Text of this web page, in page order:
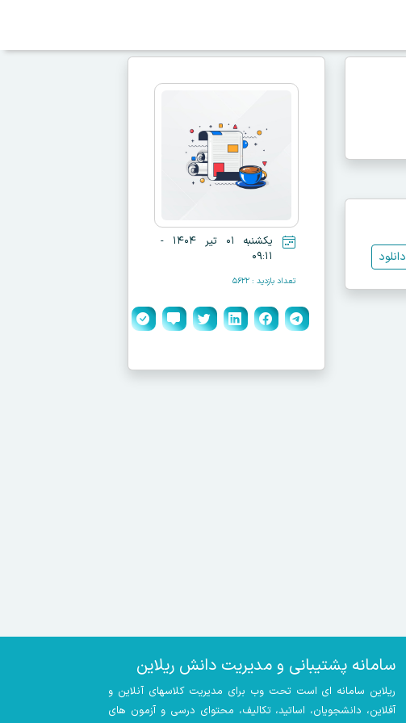
دانلود
یکشنبه ۰۱ تیر ۱۴۰۴ -
۰۹:۱۱
تعداد بازدید : ۵۶۲۲
سامانه پشتیبانی و مدیریت دانش ریلاین
ریلاین سامانه ای است تحت وب برای مدیریت کلاسهای آنلاین و
آفلاین، دانشجویان، اساتید، تکالیف، محتوای درسی و آزمون های